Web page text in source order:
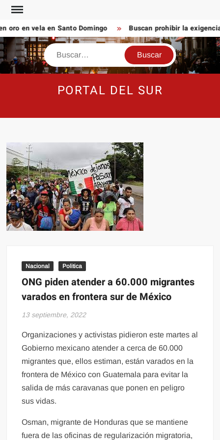
Saltar
contenido
en vela en Santo Domingo Buscan prohibir la
Buscar
PORTAL DEL SUR
Nacional Politica
ONG piden atender a 60.000 migrantes
varados en frontera sur de México
13 septiembre, 2022
Organizaciones y activistas pidieron este martes al
Gobierno mexicano atender a cerca de 60.000
migrantes que, ellos estiman, están varados en la
frontera de México con Guatemala para evitar la
salida de más caravanas que ponen en peligro
sus vidas.
Osman, migrante de Honduras que se mantiene
fuera de las oficinas de regularización migratoria,